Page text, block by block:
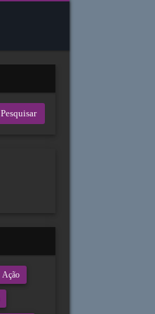
Ação